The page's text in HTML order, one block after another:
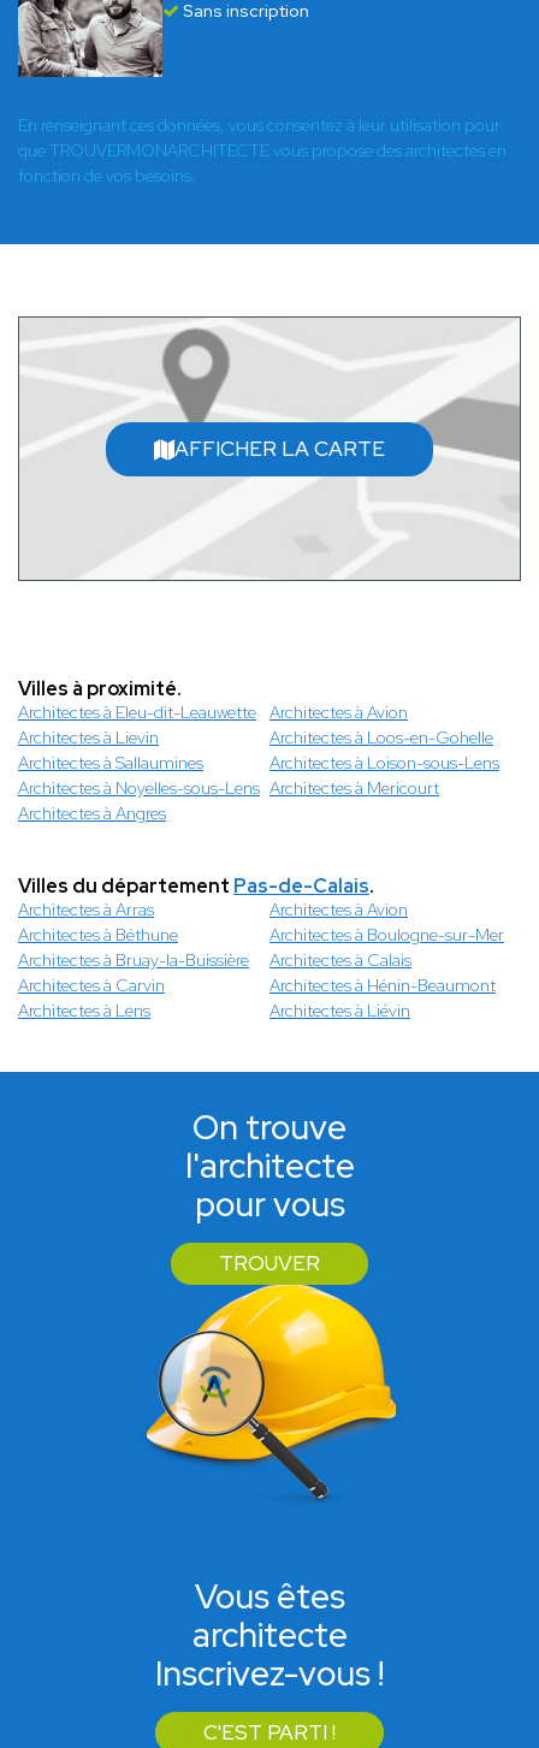
Sans inscription
En renseignant ces données, vous consentez à leur utilisation pour
que TROUVERMONARCHITECTE vous propose des architectes en
fonction de vos besoins.
AFFICHER LA CARTE
Villes à proximité.
Architectes à Eleu-dit-Leauwette
Architectes à Avion
Architectes à Lievin
Architectes à Loos-en-Gohelle
Architectes à Sallaumines
Architectes à Loison-sous-Lens
Architectes à Noyelles-sous-Lens Architectes à Mericourt
Architectes à Angres
Villes du département Pas-de-Calais.
Architectes à Arras
Architectes à Avion
Architectes à Béthune
Architectes à Boulogne-sur-Mer
Architectes à Bruay-la-Buissière
Architectes à Calais
Architectes à Carvin
Architectes à Hénin-Beaumont
Architectes à Lens
Architectes à Liévin
On trouve
l'architecte
pour vous
TROUVER
Vous êtes
architecte
Inscrivez-vous !
C'EST PARTI !